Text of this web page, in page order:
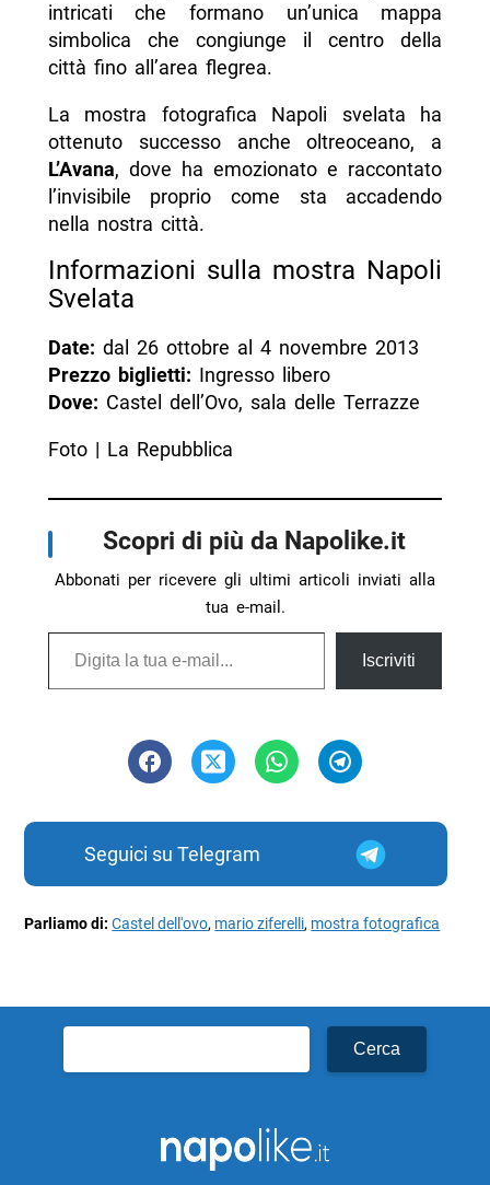
intricati che formano un’unica mappa
simbolica che congiunge il centro della
città fino all’area flegrea.
La mostra fotografica Napoli svelata ha
ottenuto successo anche oltreoceano, a
L’Avana, dove ha emozionato e raccontato
l’invisibile proprio come sta accadendo
nella nostra città.
Informazioni sulla mostra Napoli
Svelata
Date: dal 26 ottobre al 4 novembre 2013
Prezzo biglietti: Ingresso libero
Dove: Castel dell’Ovo, sala delle Terrazze
Foto | La Repubblica
Scopri di più da Napolike.it
Abbonati per ricevere gli ultimi articoli inviati alla
tua e-mail.
Digita la tua e-mail...
Iscriviti
Seguici su Telegram
Parliamo di:Castel dell'ovo, mario ziferelli, mostra fotografica
per: